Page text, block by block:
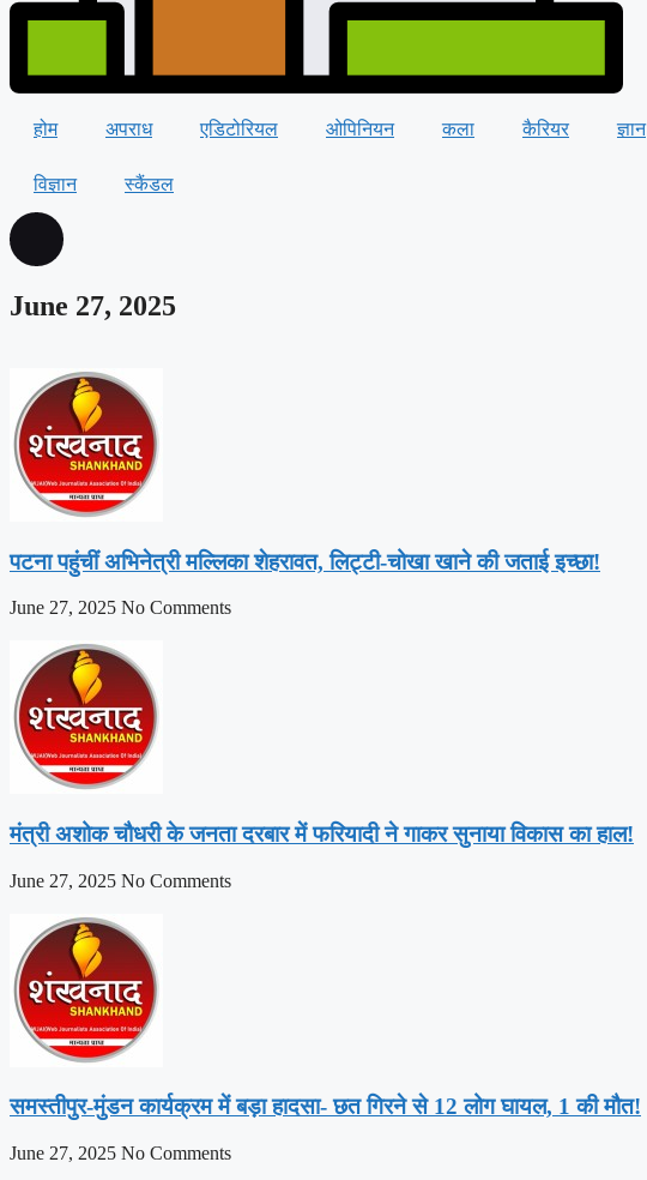
होम अपराध एडिटोरियल ओपिनियन कला कैरियर ज्ञान
विज्ञान स्कैंडल
June 27, 2025
पटना पहुंचीं अभिनेत्री मल्लिका शेहरावत, लिट्टी-चोखा खाने की जताई इच्छा!
June 27, 2025 No Comments
मंत्री अशोक चौधरी के जनता दरबार में फरियादी ने गाकर सुनाया विकास का हाल!
June 27, 2025 No Comments
समस्तीपुर-मुंडन कार्यक्रम में बड़ा हादसा- छत गिरने से 12 लोग घायल, 1 की मौत!
June 27, 2025 No Comments